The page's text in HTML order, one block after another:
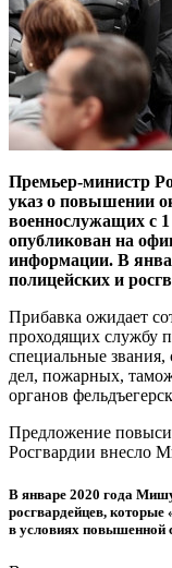
Премьер-министр
указ о повышении
военнослужащих с
опубликован на
информации. В
полицейских и
Прибавка ожидает
проходящих службу
специальные
дел, пожарных,
органов
Предложение
Росгвардии внесло
В январе 2020 года
росгвардейцев, которые
в условиях повышенной